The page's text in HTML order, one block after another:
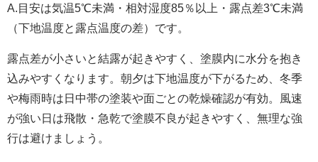
A.目安は気温5℃未満・相対湿度85％以上・露点差3℃未満
（下地温度と露点温度の差）です。
露点差が小さいと結露が起きやすく、塗膜内に水分を抱き
込みやすくなります。朝夕は下地温度が下がるため、冬季
や梅雨時は日中帯の塗装や面ごとの乾燥確認が有効。風速
が強い日は飛散・急乾で塗膜不良が起きやすく、無理な強
行は避けましょう。